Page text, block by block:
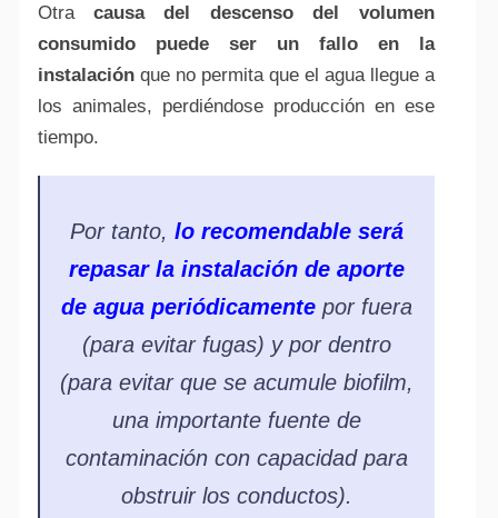
Otra causa del descenso del volumen
consumido puede ser un fallo en la
instalaciónque no permita que el agua llegue a
los animales, perdiéndose producción en ese
tiempo.
Por tanto, lo recomendable será
repasar la instalación de aporte
de agua periódicamente por fuera
(para evitar fugas) y por dentro
(para evitar que se acumule biofilm,
una importante fuente de
contaminación con capacidad para
obstruir los conductos).